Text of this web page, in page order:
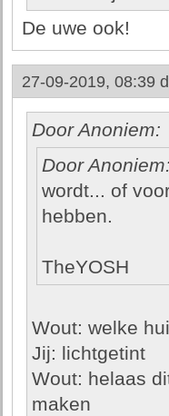
De uwe ook!
27-09-2019, 08:39
Door Anoniem:
Door Anoniem:
wordt... of
hebben.
TheYOSH
Wout: welke
Jij: lichtgetint
Wout: helaas
maken